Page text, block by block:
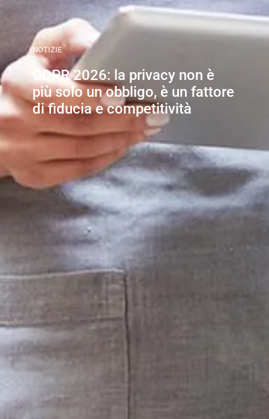
NOTIZIE
GDPR 2026: la privacy non è
più solo un obbligo, è un fattore
di fiducia e competitività